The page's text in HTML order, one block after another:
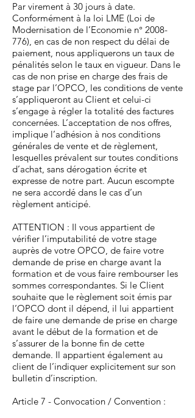
Par virement à 30 jours à date.
Conformément à la loi LME (Loi de
Modernisation de l’Economie n° 2008-
776), en cas de non respect du délai de
paiement, nous appliquerons un taux de
pénalités selon le taux en vigueur. Dans le
cas de non prise en charge des frais de
stage par l’OPCO, les conditions de vente
s’appliqueront au Client et celui-ci
s’engage à régler la totalité des factures
concernées. L’acceptation de nos offres,
implique l’adhésion à nos conditions
générales de vente et de règlement,
lesquelles prévalent sur toutes conditions
d’achat, sans dérogation écrite et
expresse de notre part. Aucun escompte
ne sera accordé dans le cas d’un
règlement anticipé.
ATTENTION : Il vous appartient de
vérifier l’imputabilité de votre stage
auprès de votre OPCO, de faire votre
demande de prise en charge avant la
formation et de vous faire rembourser les
sommes correspondantes. Si le Client
souhaite que le règlement soit émis par
l’OPCO dont il dépend, il lui appartient
de faire une demande de prise en charge
avant le début de la formation et de
s’assurer de la bonne fin de cette
demande. Il appartient également au
client de l’indiquer explicitement sur son
bulletin d’inscription.
Article 7 - Convocation / Convention :